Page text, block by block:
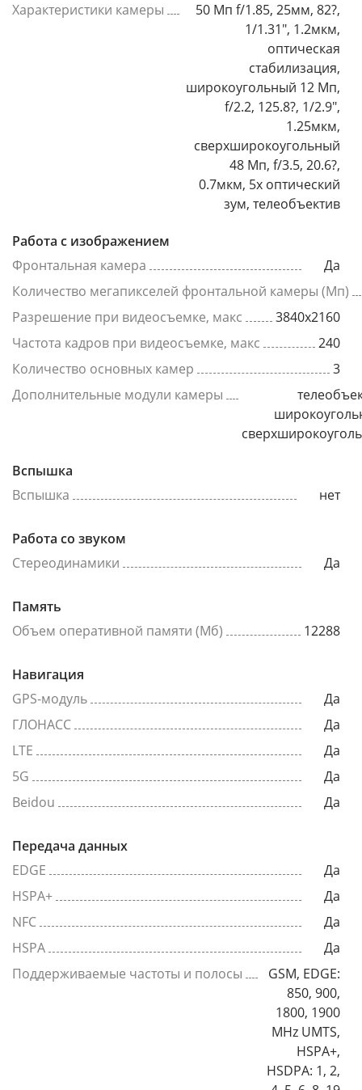
Характеристики камеры
50 Мп f/1.85, 25мм, 82?,
1/1.31", 1.2мкм,
оптическая
стабилизация,
широкоугольный 12 Мп,
f/2.2, 125.8?, 1/2.9",
1.25мкм,
сверхширокоугольный
48 Мп, f/3.5, 20.6?,
0.7мкм, 5x оптический
зум, телеобъектив
Работа с изображением
Фронтальная камера
Да
Количество мегапикселей фронтальной камеры (Мп)
Разрешение при видеосъемке, макс
3840x2160
Частота кадров при видеосъемке, макс
240
Количество основных камер
3
Дополнительные модули камеры
Вспышка
Вспышка
нет
Работа со звуком
Стереодинамики
Да
Память
Объем оперативной памяти (Мб)
12288
Навигация
GPS-модуль
Да
ГЛОНАСС
Да
LTE
Да
5G
Да
Beidou
Да
Передача данных
EDGE
Да
HSPA+
Да
NFC
Да
HSPA
Да
Поддерживаемые частоты и полосы
GSM, EDGE:
850, 900,
1800, 1900
MHz UMTS,
HSPA+,
HSDPA: 1, 2,